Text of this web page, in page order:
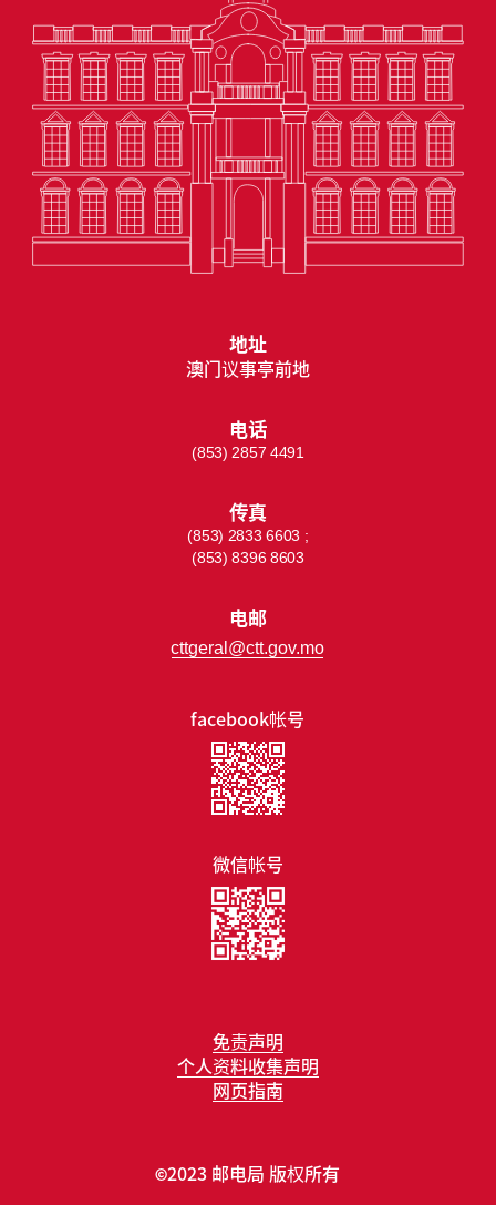
免责声明
个人资料收集声明
网页指南
facebook帐号
微信帐号
地址
澳门议事亭前地
电话
(853) 2857 4491
传真
(853) 2833 6603 ;
(853) 8396 8603
电邮
cttgeral@ctt.gov.mo
©2023 邮电局 版权所有